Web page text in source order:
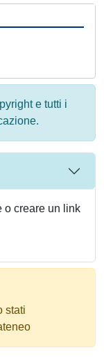
e tutti i
o creare un link
stati